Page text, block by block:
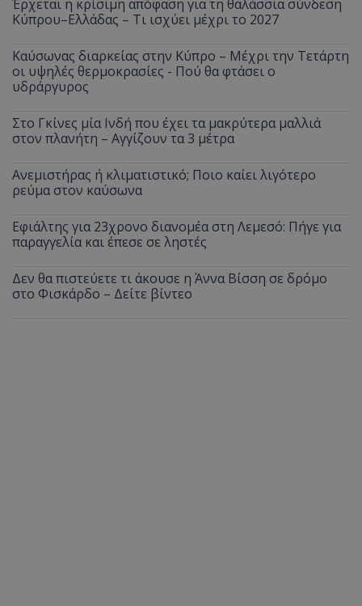
Έρχεται η κρίσιμη απόφαση για τη θαλάσσια σύνδεση
Κύπρου–Ελλάδας – Τι ισχύει μέχρι το 2027
Καύσωνας διαρκείας στην Κύπρο – Μέχρι την Τετάρτη
οι υψηλές θερμοκρασίες - Πού θα φτάσει ο
υδράργυρος
Στο Γκίνες μία Ινδή που έχει τα μακρύτερα μαλλιά
στον πλανήτη – Αγγίζουν τα 3 μέτρα
Ανεμιστήρας ή κλιματιστικό; Ποιο καίει λιγότερο
ρεύμα στον καύσωνα
Εφιάλτης για 23χρονο διανομέα στη Λεμεσό: Πήγε για
παραγγελία και έπεσε σε ληστές
Δεν θα πιστεύετε τι άκουσε η Άννα Βίσση σε δρόμο
στο Φισκάρδο – Δείτε βίντεο